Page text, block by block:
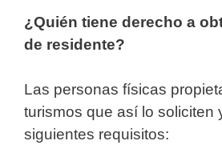
¿Quién tiene derecho a
de residente?
Las personas físicas
turismos que así lo soliciten
siguientes requisitos: